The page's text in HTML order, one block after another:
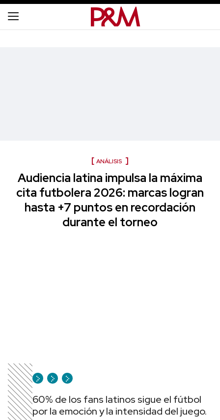
ANÁLISIS
Audiencia latina impulsa la máxima
cita futbolera 2026: marcas logran
hasta +7 puntos en recordación
durante el torneo
60% de los fans latinos sigue el fútbol
por la emoción y la intensidad del juego.